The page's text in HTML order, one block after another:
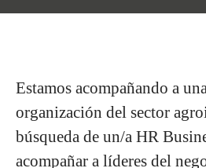
Estamos acompañando a
organización del sector
búsqueda de un/a HR
acompañar a líderes del